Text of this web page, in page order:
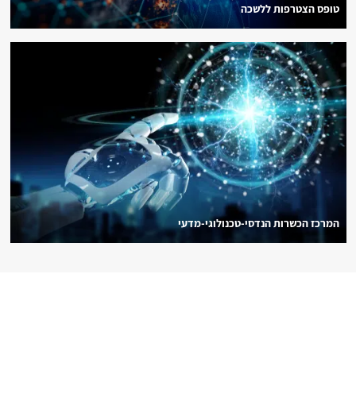
טופס הצטרפות ללשכה
המרכז הכשרות הנדסי-טכנולוגי-מדעי